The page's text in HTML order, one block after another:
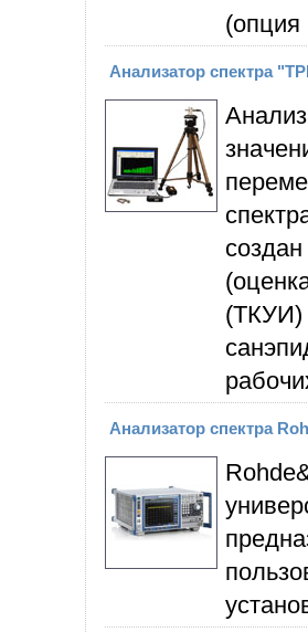
Анализатор спектра
Анализатор спектра